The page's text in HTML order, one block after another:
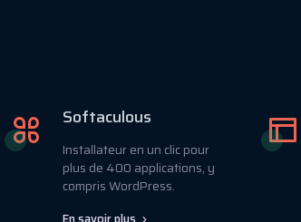
Softaculous
Installateur en un clic pour
plus de 400 applications, y
compris WordPress.